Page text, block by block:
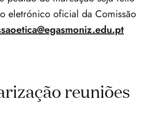
eletrónico oficial da Comissão
reuniões